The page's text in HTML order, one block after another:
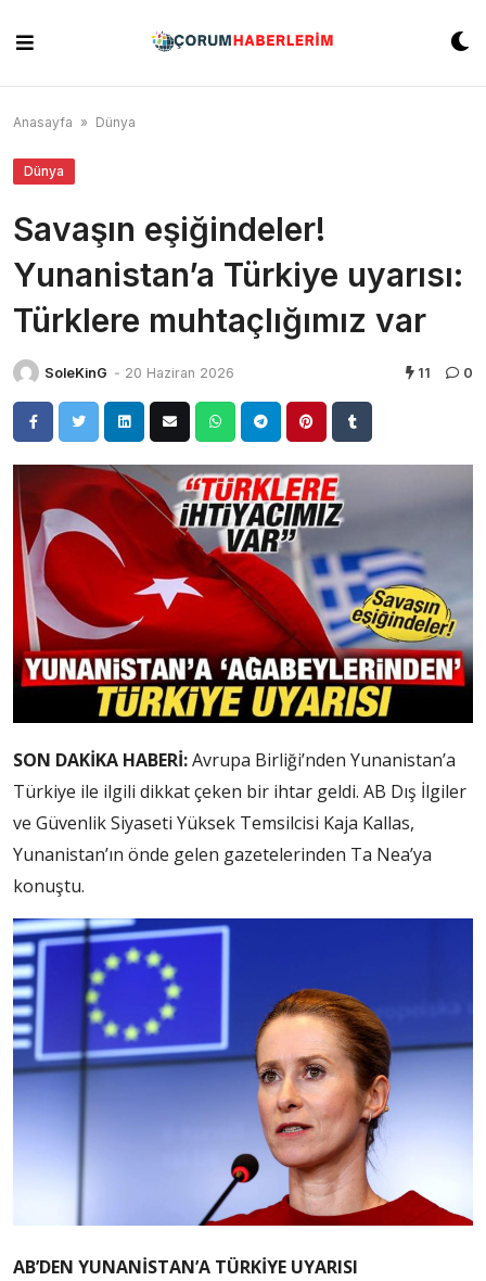
content
Anasayfa » Dünya
Dünya
Savaşın eşiğindeler!
Yunanistan’a Türkiye uyarısı:
Türklere muhtaçlığımız var
SoleKinG - 20 Haziran 2026 11 0
SON DAKİKA HABERİ:Avrupa Birliği’nden Yunanistan’a
Türkiye ile ilgili dikkat çeken bir ihtar geldi. AB Dış İlgiler
ve Güvenlik Siyaseti Yüksek Temsilcisi Kaja Kallas,
Yunanistan’ın önde gelen gazetelerinden Ta Nea’ya
konuştu.
AB’DEN YUNANİSTAN’A TÜRKİYE UYARISI